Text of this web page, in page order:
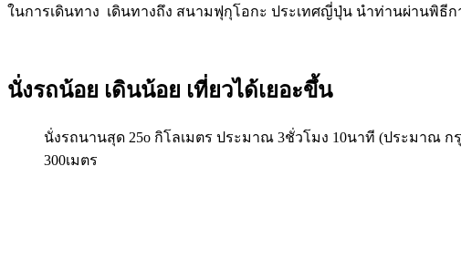
ในการเดินทาง เดินทางถึง สนามฟุกุโอกะ ประเทศญี่ปุ่น นำท่านผ่านพิธีก
นั่งรถน้อย เดินน้อย เที่ยวได้เยอะขึ้น
นั่งรถนานสุด 25o กิโลเมตร ประมาณ 3ชั่วโมง 10นาที (ประมาณ ก
300เมตร